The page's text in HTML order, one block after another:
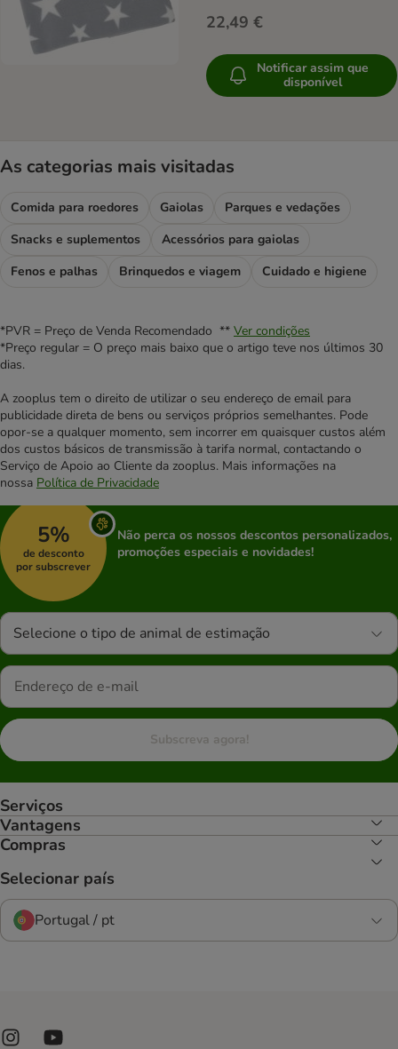
22,49 €
Notificar assim que
disponível
As categorias mais visitadas
Comida para roedores Gaiolas
Parques e vedações
Snacks e suplementos
Acessórios para gaiolas
Fenos e palhas
Brinquedos e viagem Cuidado e higiene
*PVR = Preço de Venda Recomendado ** Ver condições
*Preço regular = O preço mais baixo que o artigo teve nos últimos 30
dias.
A zooplus tem o direito de utilizar o seu endereço de email para
publicidade direta de bens ou serviços próprios semelhantes. Pode
opor-se a qualquer momento, sem incorrer em quaisquer custos além
dos custos básicos de transmissão à tarifa normal, contactando o
Serviço de Apoio ao Cliente da zooplus. Mais informações na
nossa Política de Privacidade
5%
de desconto
por subscrever
Não perca os nossos descontos personalizados,
promoções especiais e novidades!
Selecione o tipo de animal de estimação
Subscreva agora!
Serviços
Vantagens
Compras
Selecionar país
Portugal / pt